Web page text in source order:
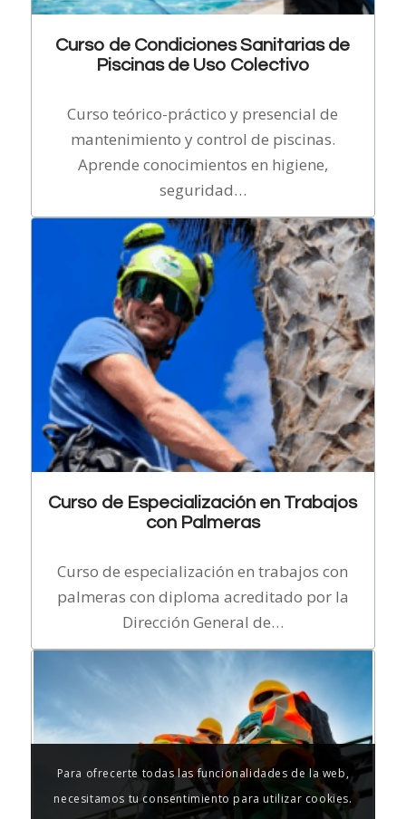
Curso de Condiciones Sanitarias de
Piscinas de Uso Colectivo
Curso teórico-práctico y presencial de
mantenimiento y control de piscinas.
Aprende conocimientos en higiene,
seguridad…
Curso de Especialización en Trabajos
con Palmeras
Curso de especialización en trabajos con
palmeras con diploma acreditado por la
Dirección General de…
Para ofrecerte todas las funcionalidades de la web,
necesitamos tu consentimiento para utilizar cookies.